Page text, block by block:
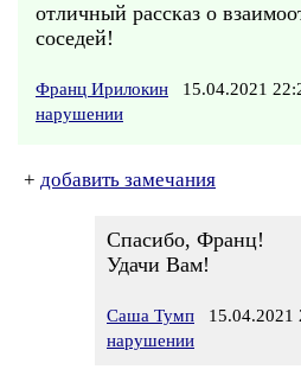
отличный рассказ о
соседей!
Франц Ирилокин 15.04.2021
нарушении
+ добавить замечания
Спасибо, Франц!
Удачи Вам!
Саша Тумп 15.04.2021
нарушении